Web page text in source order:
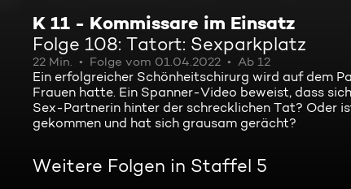
K 11 - Kommissare im Einsatz
Folge 108: Tatort: Sexparkplatz
22 Min. Folge vom 01.04.2022 Ab 12
Ein erfolgreicher Schönheitschirurg wird auf dem
Frauen hatte. Ein Spanner-Video beweist, dass
Sex-Partnerin hinter der schrecklichen Tat? Oder
gekommen und hat sich grausam gerächt?
Weitere Folgen in Staffel 5